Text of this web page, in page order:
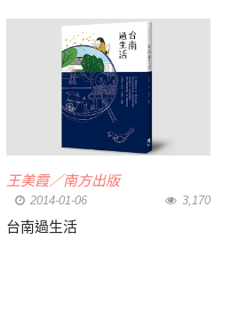
王美霞／南方出版
2014-01-06 3,170
台南過生活